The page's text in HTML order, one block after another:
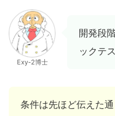
Exy-2博士
開発段
ックテ
条件は先ほど伝えた